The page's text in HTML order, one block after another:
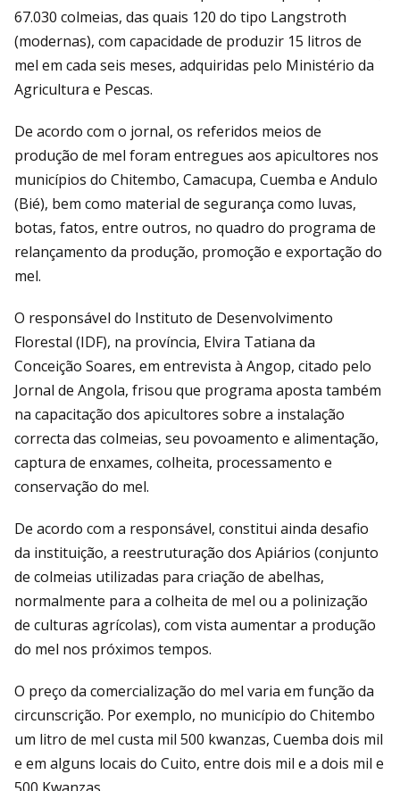
67.030 colmeias, das quais 120 do tipo Langstroth
(modernas), com capacidade de produzir 15 litros de
mel em cada seis meses, adquiridas pelo Ministério da
Agricultura e Pescas.
De acordo com o jornal, os referidos meios de
produção de mel foram entregues aos apicultores nos
municípios do Chitembo, Camacupa, Cuemba e Andulo
(Bié), bem como material de segurança como luvas,
botas, fatos, entre outros, no quadro do programa de
relançamento da produção, promoção e exportação do
mel.
O responsável do Instituto de Desenvolvimento
Florestal (IDF), na província, Elvira Tatiana da
Conceição Soares, em entrevista à Angop, citado pelo
Jornal de Angola, frisou que programa aposta também
na capacitação dos apicultores sobre a instalação
correcta das colmeias, seu povoamento e alimentação,
captura de enxames, colheita, processamento e
conservação do mel.
De acordo com a responsável, constitui ainda desafio
da instituição, a reestruturação dos Apiários (conjunto
de colmeias utilizadas para criação de abelhas,
normalmente para a colheita de mel ou a polinização
de culturas agrícolas), com vista aumentar a produção
do mel nos próximos tempos.
O preço da comercialização do mel varia em função da
circunscrição. Por exemplo, no município do Chitembo
um litro de mel custa mil 500 kwanzas, Cuemba dois mil
e em alguns locais do Cuito, entre dois mil e a dois mil e